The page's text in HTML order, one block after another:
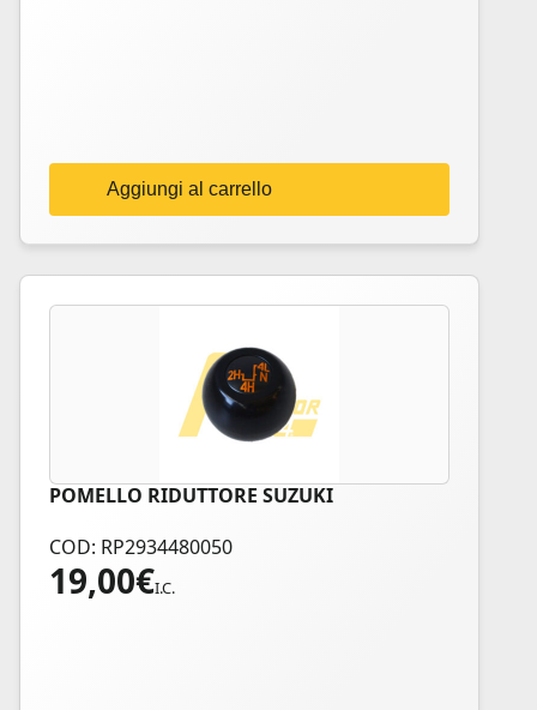
Aggiungi al carrello
POMELLO RIDUTTORE SUZUKI
COD: RP2934480050
19,00€I.C.